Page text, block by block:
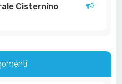
Cisternino